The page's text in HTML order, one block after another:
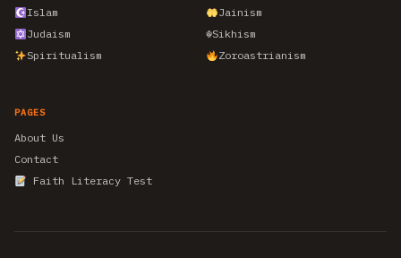
Islam
Jainism
Judaism
☬Sikhism
Spiritualism
Zoroastrianism
PAGES
About Us
Contact
Faith Literacy Test